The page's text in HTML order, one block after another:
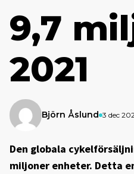
9,7
2021
Björn Åslund 3 dec
Den globala
miljoner enheter. Detta